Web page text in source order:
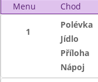
Menu Chod
1
Polévka
Jídlo
Příloha
Nápoj